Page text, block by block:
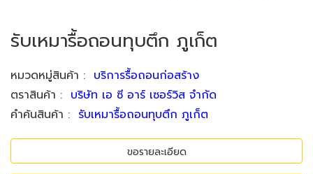
รับเหมารื้อถอนทุบตึก ภูเก็ต
หมวดหมู่สินค้า : บริการรื้อถอนก่อสร้าง
ตราสินค้า : บริษัท เอ ซี อาร์ เซอร์วิส จำกัด
คำค้นสินค้า : รับเหมารื้อถอนทุบตึก ภูเก็ต
ขอรายละเอียด